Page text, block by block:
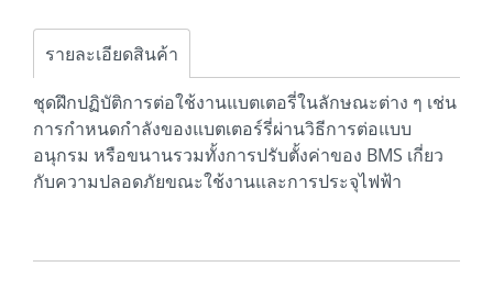
รายละเอียดสินค้า
ชุดฝึกปฏิบัติการต่อใช้งานแบตเตอรี่ในลักษณะต่าง ๆ เช่น
การกำหนดกำลังของแบตเตอร์รี่ผ่านวิธีการต่อแบบ
อนุกรม หรือขนานรวมทั้งการปรับตั้งค่าของ BMS เกี่ยว
กับความปลอดภัยขณะใช้งานและการประจุไฟฟ้า